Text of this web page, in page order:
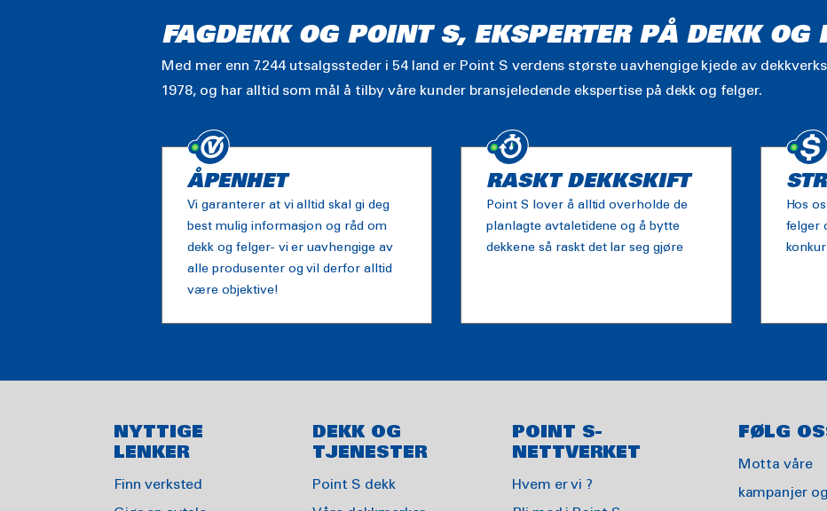
FAGDEKK OG POINT S, EKSPERTER PÅ DEKK OG
Med mer enn 7.244 utsalgssteder i 54 land er Point S verdens største uavhengige kjede av
1978, og har alltid som mål å tilby våre kunder bransjeledende ekspertise på dekk og felger.
ÅPENHET
Vi garanterer at vi alltid skal gi deg
best mulig informasjon og råd om
dekk og felger- vi er uavhengige av
alle produsenter og vil derfor alltid
være objektive!
RASKT DEKKSKIFT
Point S lover å alltid overholde de
planlagte avtaletidene og å bytte
dekkene så raskt det lar seg gjøre
Hos
felger
NYTTIGE
LENKER
Finn verksted
DEKK OG
TJENESTER
Point S dekk
POINT S-
NETTVERKET
Hvem er vi ?
FØLG
Motta våre
kampanjer